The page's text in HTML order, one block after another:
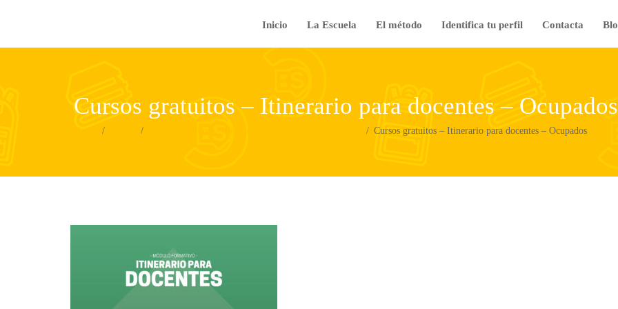
Inicio La Escuela El método Identifica tu perfil Contacta
Cursos gratuitos – Itinerario para docentes – Ocupados
Cursos gratuitos – Itinerario para docentes – Ocupados